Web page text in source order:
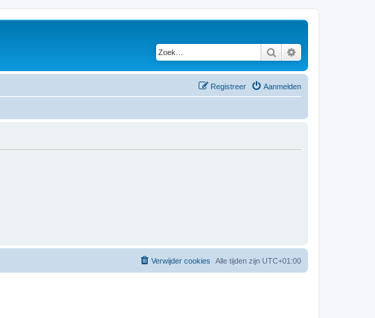
Zoek
Aanmelden
Registreer
Alle tijden zijn UTC+01:00
Verwijder cookies